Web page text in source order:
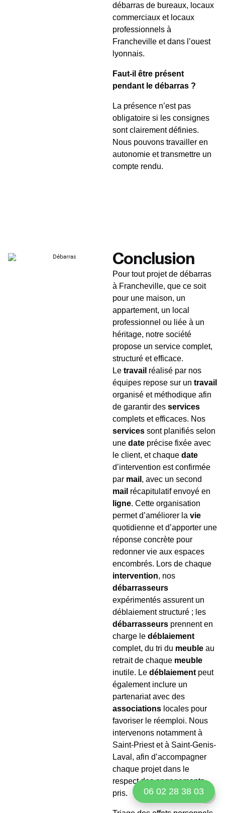
06 02 28 38 03
débarras de bureaux, locaux
commerciaux et locaux
professionnels à
Francheville et dans l’ouest
lyonnais.
Faut-il être présent
pendant le débarras ?
La présence n’est pas
obligatoire si les consignes
sont clairement définies.
Nous pouvons travailler en
autonomie et transmettre un
compte rendu.
Conclusion
Pour tout projet de débarras
à Francheville, que ce soit
pour une maison, un
appartement, un local
professionnel ou liée à un
héritage, notre société
propose un service complet,
structuré et efficace.
Le travail réalisé par nos
équipes repose sur un travail
organisé et méthodique afin
de garantir des services
complets et efficaces. Nos
services sont planifiés selon
une date précise fixée avec
le client, et chaque date
d’intervention est confirmée
par mail , avec un second
mail récapitulatif envoyé en
ligne. Cette organisation
permet d’améliorer la vie
quotidienne et d’apporter une
réponse concrète pour
redonner vie aux espaces
encombrés. Lors de chaque
intervention, nos
débarrasseurs
expérimentés assurent un
déblaiement structuré ; les
débarrasseurs prennent en
charge le déblaiement
complet, du tri du meuble au
retrait de chaque meuble
inutile. Le déblaiement peut
également inclure un
partenariat avec des
associations locales pour
favoriser le réemploi. Nous
intervenons notamment à
Saint-Priest et à Saint-Genis-
Laval, afin d’accompagner
chaque projet dans le
respect des engagements
pris.